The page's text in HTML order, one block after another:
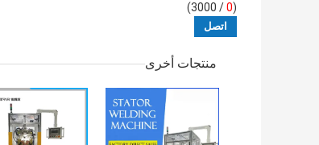
(
0
/ 3000)
منتجات أخرى